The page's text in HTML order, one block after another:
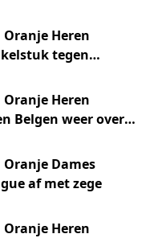
Heren
tegen
Heren
Belgen weer over
Dames
af met zege
Heren